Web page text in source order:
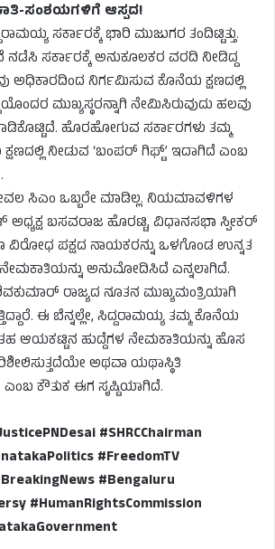
ಸಂಶಯಗಳಿಗೆ ಆಸ್ಪದ!
ಸರ್ಕಾರಕ್ಕೆ ಭಾರಿ ಮುಜುಗರ ತಂದಿಟ್ಟಿತ್ತು.
ನಡೆಸಿ ಸರ್ಕಾರಕ್ಕೆ ಅನುಕೂಲಕರ ವರದಿ ನೀಡಿದ್ದ
ಅಧಿಕಾರದಿಂದ ನಿರ್ಗಮಿಸುವ ಕೊನೆಯ ಕ್ಷಣದಲ್ಲಿ
ಮುಖ್ಯಸ್ಥರನ್ನಾಗಿ ನೇಮಿಸಿರುವುದು ಹಲವು
ಹೊರಹೋಗುವ ಸರ್ಕಾರಗಳು ತಮ್ಮ
ನೀಡುವ ‘ಬಂಪರ್ ಗಿಫ್ಟ್’ ಇದಾಗಿದೆ ಎಂಬ
ಸಿಎಂ ಒಬ್ಬರೇ ಮಾಡಿಲ್ಲ. ನಿಯಮಾವಳಿಗಳ
ಬಸವರಾಜ ಹೊರಟ್ಟಿ, ವಿಧಾನಸಭಾ ಸ್ಪೀಕರ್
ಪಕ್ಷದ ನಾಯಕರನ್ನು ಒಳಗೊಂಡ ಉನ್ನತ
ಅನುಮೋದಿಸಿದೆ ಎನ್ನಲಾಗಿದೆ.
ರಾಜ್ಯದ ನೂತನ ಮುಖ್ಯಮಂತ್ರಿಯಾಗಿ
ಈ ಬೆನ್ನಲ್ಲೇ, ಸಿದ್ದರಾಮಯ್ಯ ತಮ್ಮ ಕೊನೆಯ
ಆಯಕಟ್ಟಿನ ಹುದ್ದೆಗಳ ನೇಮಕಾತಿಯನ್ನು ಹೊಸ
ಅಥವಾ ಯಥಾಸ್ಥಿತಿ
ಕೌತುಕ ಈಗ ಸೃಷ್ಟಿಯಾಗಿದೆ.
#SHRCChairman
#FreedomTV
#Bengaluru
#HumanRightsCommission